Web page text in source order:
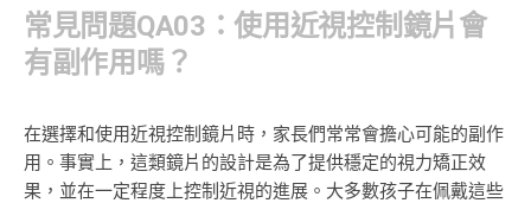
常見問題QA03：使用近視控制鏡片會
有副作用嗎？
在選擇和使用近視控制鏡片時，家長們常常會擔心可能的副作
用。事實上，這類鏡片的設計是為了提供穩定的視力矯正效
果，並在一定程度上控制近視的進展。大多數孩子在佩戴這些